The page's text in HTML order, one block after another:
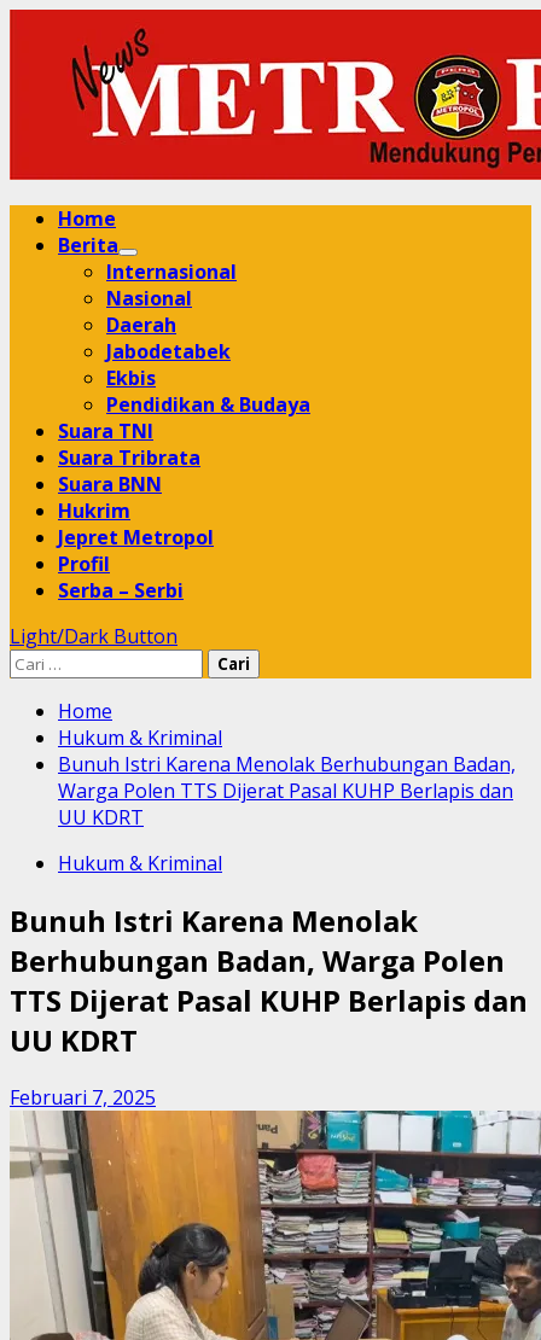
content
Primary
Menu
Home
Berita
Internasional
Nasional
Daerah
Jabodetabek
Ekbis
Pendidikan & Budaya
Suara TNI
Suara Tribrata
Suara BNN
Hukrim
Jepret Metropol
Profil
Serba – Serbi
Light/Dark Button
Cari
Home
Hukum & Kriminal
Bunuh Istri Karena Menolak Berhubungan Badan,
Warga Polen TTS Dijerat Pasal KUHP Berlapis dan
UU KDRT
Hukum & Kriminal
Bunuh Istri Karena Menolak
Berhubungan Badan, Warga Polen
TTS Dijerat Pasal KUHP Berlapis dan
UU KDRT
Februari 7, 2025